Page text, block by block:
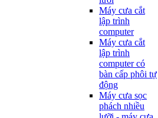
Máy cưa cắt
lập trình
computer
Máy cưa cắt
lập trình
computer có
bàn cấp phôi tự
động
Máy cưa sọc
phách nhiều